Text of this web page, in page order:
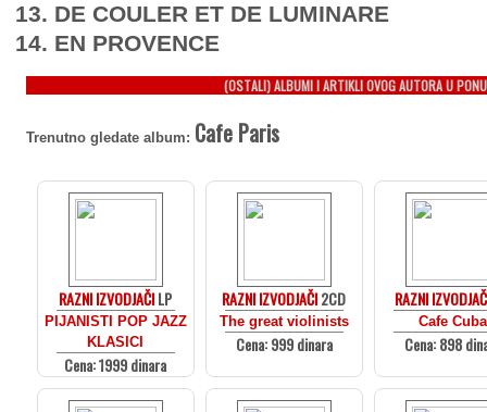
13. DE COULER ET DE LUMINARE
14. EN PROVENCE
(OSTALI) ALBUMI I ARTIKLI OVOG AUTORA U
Trenutno gledate album: Cafe Paris
RAZNI IZVODJAČILP
PIJANISTI POP JAZZ
KLASICI
Cena: 1999 dinara
RAZNI IZVODJAČI2CD
The great violinists
Cena: 999 dinara
RAZNI
Cafe Cuba
Cena: 898